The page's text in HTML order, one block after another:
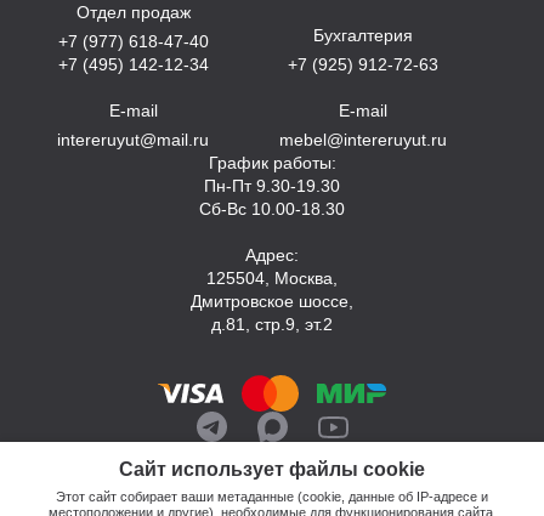
Сайт использует файлы cookie
Этот сайт собирает ваши метаданные (cookie, данные об IP-адресе и
местоположении и другие), необходимые для функционирования сайта.
Отдел продаж
+7 (977) 618-47-40
+7 (495) 142-12-34
E-mail
intereruyut@mail.ru
Бухгалтерия
+7 (925) 912-72-63
E-mail
mebel@intereruyut.ru
График работы:
Пн-Пт 9.30-19.30
Сб-Вс 10.00-18.30
Адрес:
125504, Москва,
Дмитровское шоссе,
д.81, стр.9, эт.2